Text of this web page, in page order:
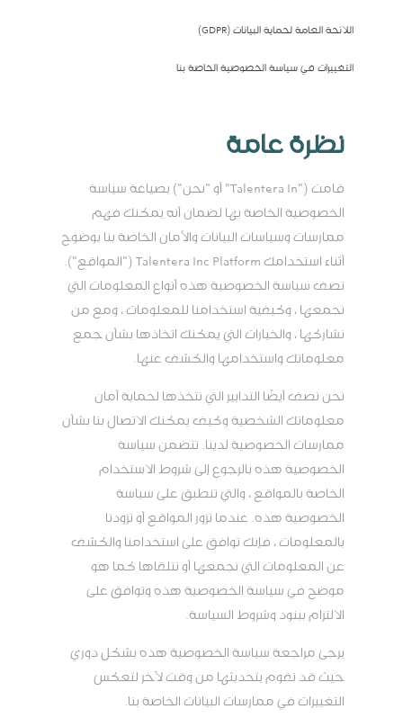
اللائحة العامة لحماية البيانات (GDPR)
التغييرات في سياسة الخصوصية الخاصة بنا
نظرة عامة
قامت ("Talentera In" أو "نحن") بصياغة سياسة
الخصوصية الخاصة بها لضمان أنه يمكنك فهم
ممارسات وسياسات البيانات والأمان الخاصة بنا بوضوح
أثناء استخدامك Talentera Inc Platform ("المواقع").
تصف سياسة الخصوصية هذه أنواع المعلومات التي
نجمعها ، وكيفية استخدامنا للمعلومات ، ومع من
نشاركها ، والخيارات التي يمكنك اتخاذها بشأن جمع
معلوماتك واستخدامها والكشف عنها.
نحن نصف أيضًا التدابير التي نتخذها لحماية أمان
معلوماتك الشخصية وكيف يمكنك الاتصال بنا بشأن
ممارسات الخصوصية لدينا. تتضمن سياسة
الخصوصية هذه بالرجوع إلى شروط الاستخدام
الخاصة بالمواقع ، والتي تنطبق على سياسة
الخصوصية هذه. عندما تزور المواقع أو تزودنا
بالمعلومات ، فإنك توافق على استخدامنا والكشف
عن المعلومات التي نجمعها أو نتلقاها كما هو
موضح في سياسة الخصوصية هذه وتوافق على
الالتزام ببنود وشروط السياسة.
يرجى مراجعة سياسة الخصوصية هذه بشكل دوري
حيث قد نقوم بتحديثها من وقت لآخر لتعكس
التغييرات في ممارسات البيانات الخاصة بنا.